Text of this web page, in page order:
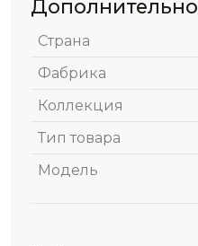
Дополнительно
Страна
Фабрика
Коллекция
Тип товара
Модель